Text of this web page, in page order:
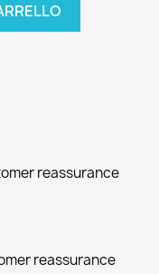
reassurance
reassurance